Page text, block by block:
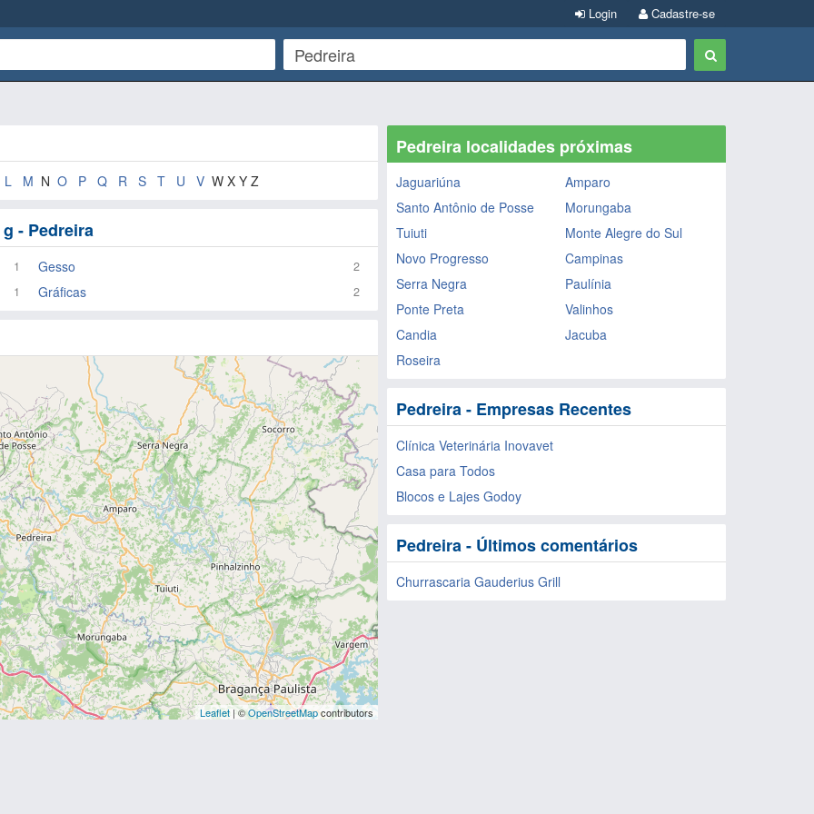
Cadastre-se
Login
L M N O P Q R S T U V W X Y Z
- Pedreira
1 Gesso
2
1
Gráficas 2
Leaflet| ©OpenStreetMapcontributors
Pedreira localidades próximas
Jaguariúna
Amparo
Santo Antônio de Posse
Morungaba
Tuiuti
Monte Alegre do Sul
Novo Progresso
Campinas
Serra Negra
Paulínia
Ponte Preta
Valinhos
Candia
Jacuba
Roseira
Pedreira - Empresas Recentes
Clínica Veterinária Inovavet
Casa para Todos
Blocos e Lajes Godoy
Pedreira - Últimos comentários
Churrascaria Gauderius Grill